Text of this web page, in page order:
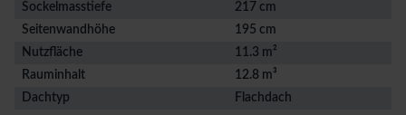
Sockelmasstiefe
217 cm
Seitenwandhöhe
195 cm
Nutzfläche
11.3 m²
Rauminhalt
12.8 m³
Dachtyp
Flachdach